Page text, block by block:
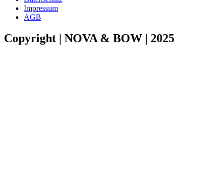
Impressum
AGB
Copyright | NOVA & BOW | 2025